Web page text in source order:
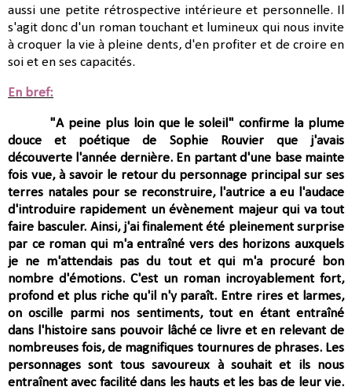
aussi une petite rétrospective intérieure et personnelle. Il
s'agit donc d'un roman touchant et lumineux qui nous invite
à croquer la vie à pleine dents, d'en profiter et de croire en
soi et en ses capacités.
En bref:
"A peine plus loin que le soleil" confirme la plume
douce et poétique de Sophie Rouvier que j'avais
découverte l'année dernière. En partant d'une base mainte
fois vue, à savoir le retour du personnage principal sur ses
terres natales pour se reconstruire, l'autrice a eu l'audace
d'introduire rapidement un évènement majeur qui va tout
faire basculer. Ainsi, j'ai finalement été pleinement surprise
par ce roman qui m'a entraîné vers des horizons auxquels
je ne m'attendais pas du tout et qui m'a procuré bon
nombre d'émotions. C'est un roman incroyablement fort,
profond et plus riche qu'il n'y paraît. Entre rires et larmes,
on oscille parmi nos sentiments, tout en étant entraîné
dans l'histoire sans pouvoir lâché ce livre et en relevant de
nombreuses fois, de magnifiques tournures de phrases. Les
personnages sont tous savoureux à souhait et ils nous
entraînent avec facilité dans les hauts et les bas de leur vie.